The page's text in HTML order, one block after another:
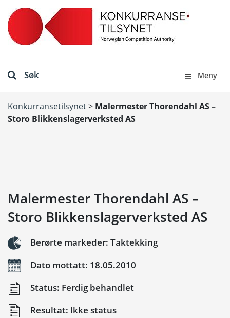
Søk Meny
Konkurransetilsynet> Malermester Thorendahl AS –
Storo Blikkenslagerverksted AS
Malermester Thorendahl AS –
Storo Blikkenslagerverksted AS
Berørte markeder: Taktekking
Dato mottatt: 18.05.2010
Status: Ferdig behandlet
Resultat: Ikke status